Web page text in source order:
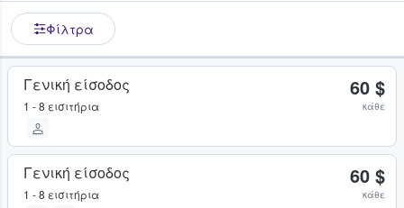
Φίλτρα
Γενική είσοδος
1 - 8 εισιτήρια
60 $
κάθε
Γενική είσοδος
1 - 8 εισιτήρια
60 $
κάθε